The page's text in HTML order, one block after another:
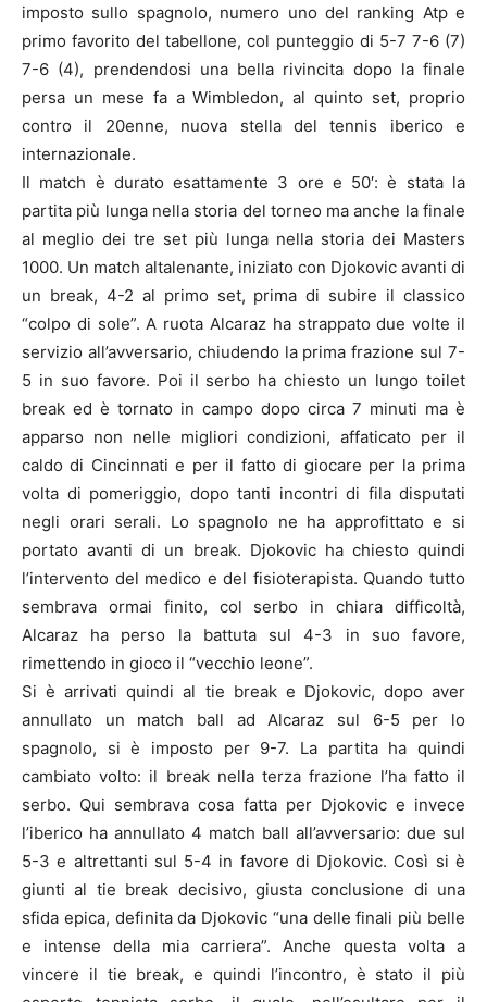
imposto sullo spagnolo, numero uno del ranking Atp e
primo favorito del tabellone, col punteggio di 5-7 7-6 (7)
7-6 (4), prendendosi una bella rivincita dopo la finale
persa un mese fa a Wimbledon, al quinto set, proprio
contro il 20enne, nuova stella del tennis iberico e
internazionale.
Il match è durato esattamente 3 ore e 50′: è stata la
partita più lunga nella storia del torneo ma anche la finale
al meglio dei tre set più lunga nella storia dei Masters
1000. Un match altalenante, iniziato con Djokovic avanti di
un break, 4-2 al primo set, prima di subire il classico
“colpo di sole”. A ruota Alcaraz ha strappato due volte il
servizio all’avversario, chiudendo la prima frazione sul 7-
5 in suo favore. Poi il serbo ha chiesto un lungo toilet
break ed è tornato in campo dopo circa 7 minuti ma è
apparso non nelle migliori condizioni, affaticato per il
caldo di Cincinnati e per il fatto di giocare per la prima
volta di pomeriggio, dopo tanti incontri di fila disputati
negli orari serali. Lo spagnolo ne ha approfittato e si
portato avanti di un break. Djokovic ha chiesto quindi
l’intervento del medico e del fisioterapista. Quando tutto
sembrava ormai finito, col serbo in chiara difficoltà,
Alcaraz ha perso la battuta sul 4-3 in suo favore,
rimettendo in gioco il “vecchio leone”.
Si è arrivati quindi al tie break e Djokovic, dopo aver
annullato un match ball ad Alcaraz sul 6-5 per lo
spagnolo, si è imposto per 9-7. La partita ha quindi
cambiato volto: il break nella terza frazione l’ha fatto il
serbo. Qui sembrava cosa fatta per Djokovic e invece
l’iberico ha annullato 4 match ball all’avversario: due sul
5-3 e altrettanti sul 5-4 in favore di Djokovic. Così si è
giunti al tie break decisivo, giusta conclusione di una
sfida epica, definita da Djokovic “una delle finali più belle
e intense della mia carriera”. Anche questa volta a
vincere il tie break, e quindi l’incontro, è stato il più